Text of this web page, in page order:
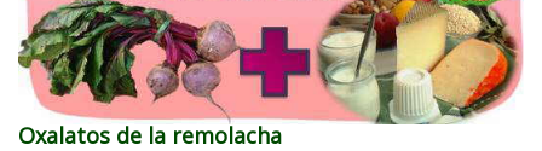
Oxalatos de la remolacha